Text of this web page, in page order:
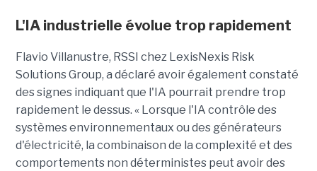
L'IA industrielle évolue trop rapidement
Flavio Villanustre, RSSI chez LexisNexis Risk
Solutions Group, a déclaré avoir également constaté
des signes indiquant que l'IA pourrait prendre trop
rapidement le dessus. « Lorsque l'IA contrôle des
systèmes environnementaux ou des générateurs
d'électricité, la combinaison de la complexité et des
comportements non déterministes peut avoir des